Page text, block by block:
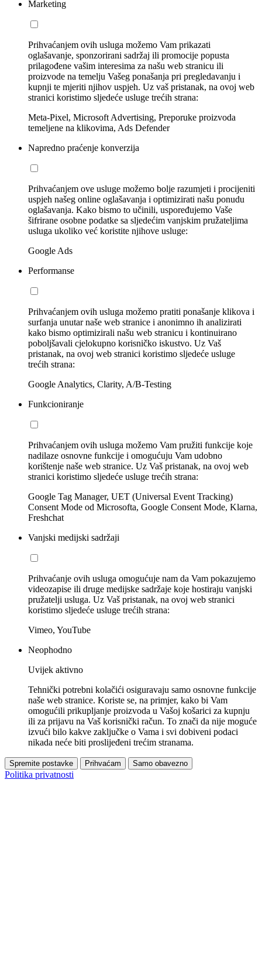
Marketing
Prihvaćanjem ovih usluga možemo Vam prikazati
oglašavanje, sponzorirani sadržaj ili promocije popusta
prilagođene vašim interesima za našu web stranicu ili
proizvode na temelju Vašeg ponašanja pri pregledavanju i
kupnji te mjeriti njihov uspjeh. Uz vaš pristanak, na ovoj web
stranici koristimo sljedeće usluge trećih strana:
Meta-Pixel, Microsoft Advertising, Preporuke proizvoda
temeljene na klikovima, Ads Defender
Napredno praćenje konverzija
Prihvaćanjem ove usluge možemo bolje razumjeti i procijeniti
uspjeh našeg online oglašavanja i optimizirati našu ponudu
oglašavanja. Kako bismo to učinili, uspoređujemo Vaše
šifrirane osobne podatke sa sljedećim vanjskim pružateljima
usluga ukoliko već koristite njihove usluge:
Google Ads
Performanse
Prihvaćanjem ovih usluga možemo pratiti ponašanje klikova i
surfanja unutar naše web stranice i anonimno ih analizirati
kako bismo optimizirali našu web stranicu i kontinuirano
poboljšavali cjelokupno korisničko iskustvo. Uz Vaš
pristanak, na ovoj web stranici koristimo sljedeće usluge
trećih strana:
Google Analytics, Clarity, A/B-Testing
Funkcioniranje
Prihvaćanjem ovih usluga možemo Vam pružiti funkcije koje
nadilaze osnovne funkcije i omogućuju Vam udobno
korištenje naše web stranice. Uz Vaš pristanak, na ovoj web
stranici koristimo sljedeće usluge trećih strana:
Google Tag Manager, UET (Universal Event Tracking)
Consent Mode od Microsofta, Google Consent Mode, Klarna,
Freshchat
Vanjski medijski sadržaji
Prihvaćanje ovih usluga omogućuje nam da Vam pokazujemo
videozapise ili druge medijske sadržaje koje hostiraju vanjski
pružatelji usluga. Uz Vaš pristanak, na ovoj web stranici
koristimo sljedeće usluge trećih strana:
Vimeo, YouTube
Neophodno
Uvijek aktivno
Tehnički potrebni kolačići osiguravaju samo osnovne funkcije
naše web stranice. Koriste se, na primjer, kako bi Vam
omogućili prikupljanje proizvoda u Vašoj košarici za kupnju
ili za prijavu na Vaš korisnički račun. To znači da nije moguće
izvući bilo kakve zaključke o Vama i svi dobiveni podaci
nikada neće biti proslijeđeni trećim stranama.
Spremite postavke Prihvaćam Samo obavezno
Politika privatnosti